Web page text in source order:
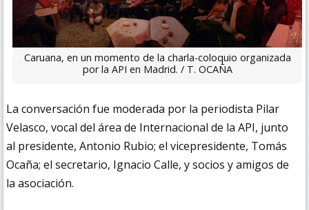
Caruana, en un momento de la charla-coloquio organizada
por la API en Madrid. / T. OCAÑA
La conversación fue moderada por la periodista Pilar
Velasco, vocal del área de Internacional de la API, junto
al presidente, Antonio Rubio; el vicepresidente, Tomás
Ocaña; el secretario, Ignacio Calle, y socios y amigos de
la asociación.